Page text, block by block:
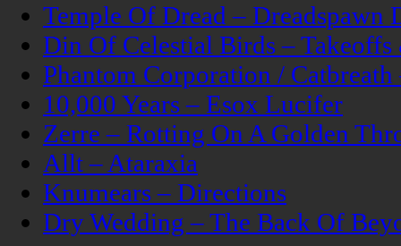
Temple Of Dread – Dreadspawn
Din Of Celestial Birds –
Phantom Corporation /
10,000 Years – Esox Lucifer
Zerre – Rotting On A Golden
Allt – Ataraxia
Knumears – Directions
Dry Wedding – The Back Of